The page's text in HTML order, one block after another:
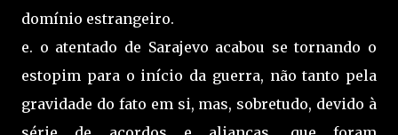
domínio estrangeiro.
e. o atentado de Sarajevo acabou se tornando o
estopim para o início da guerra, não tanto pela
gravidade do fato em si, mas, sobretudo, devido à